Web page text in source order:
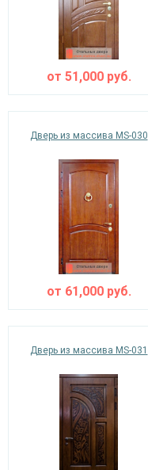
от 51,000руб.
Дверь из массива MS-030
от 61,000руб.
Дверь из массива MS-031